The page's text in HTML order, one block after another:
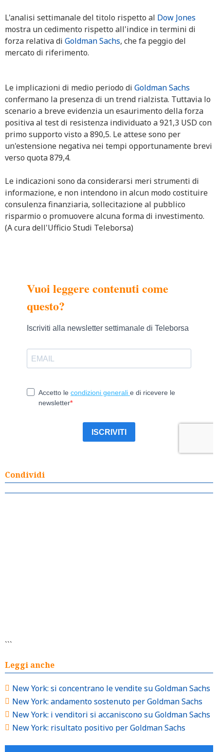
L'analisi settimanale del titolo rispetto al Dow Jones
mostra un cedimento rispetto all'indice in termini di
forza relativa di Goldman Sachs, che fa peggio del
mercato di riferimento.
Le implicazioni di medio periodo di Goldman Sachs
confermano la presenza di un trend rialzista. Tuttavia lo
scenario a breve evidenzia un esaurimento della forza
positiva al test di resistenza individuato a 921,3 USD con
primo supporto visto a 890,5. Le attese sono per
un'estensione negativa nei tempi opportunamente brevi
verso quota 879,4.
Le indicazioni sono da considerarsi meri strumenti di
informazione, e non intendono in alcun modo costituire
consulenza finanziaria, sollecitazione al pubblico
risparmio o promuovere alcuna forma di investimento.
(A cura dell'Ufficio Studi Teleborsa)
Condividi
```
Leggi anche
New York: si concentrano le vendite su Goldman Sachs
New York: andamento sostenuto per Goldman Sachs
New York: i venditori si accaniscono su Goldman Sachs
New York: risultato positivo per Goldman Sachs